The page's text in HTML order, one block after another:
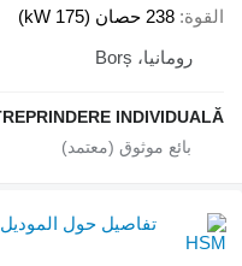
القوة 238 حصان (175 kW)
رومانيا، Borș
تفاصيل حول الموديل HSM